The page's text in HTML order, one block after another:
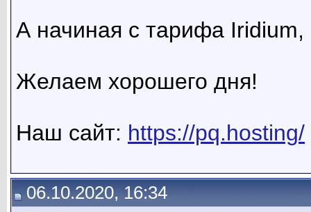
А начиная с тарифа Iridium,
Желаем хорошего дня!
Наш сайт: https://pq.hosting/
06.10.2020, 16:34